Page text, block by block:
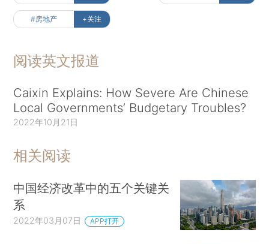
#房地产 +关注
阅读英文报道
Caixin Explains: How Severe Are Chinese
Local Governments’ Budgetary Troubles?
2022年10月21日
相关阅读
中国经济改革中的五个关键关
系
2022年03月07日 APP打开